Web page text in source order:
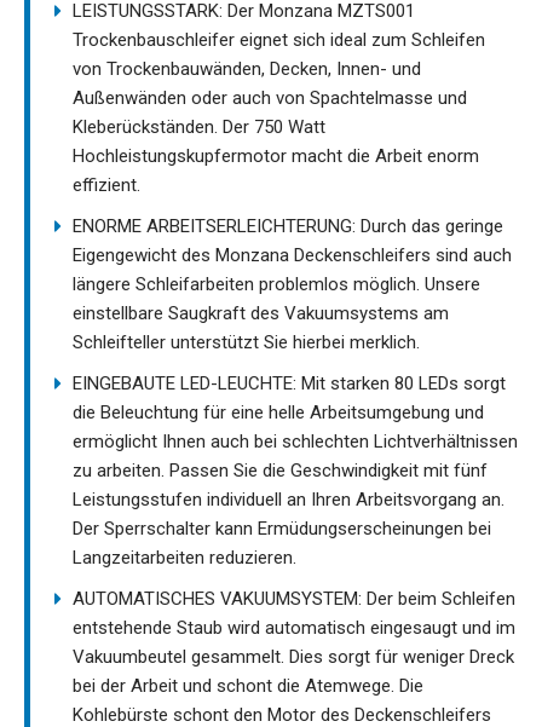
LEISTUNGSSTARK: Der Monzana MZTS001
Trockenbauschleifer eignet sich ideal zum Schleifen
von Trockenbauwänden, Decken, Innen- und
Außenwänden oder auch von Spachtelmasse und
Kleberückständen. Der 750 Watt
Hochleistungskupfermotor macht die Arbeit enorm
effizient.
ENORME ARBEITSERLEICHTERUNG: Durch das geringe
Eigengewicht des Monzana Deckenschleifers sind auch
längere Schleifarbeiten problemlos möglich. Unsere
einstellbare Saugkraft des Vakuumsystems am
Schleifteller unterstützt Sie hierbei merklich.
EINGEBAUTE LED-LEUCHTE: Mit starken 80 LEDs sorgt
die Beleuchtung für eine helle Arbeitsumgebung und
ermöglicht Ihnen auch bei schlechten Lichtverhältnissen
zu arbeiten. Passen Sie die Geschwindigkeit mit fünf
Leistungsstufen individuell an Ihren Arbeitsvorgang an.
Der Sperrschalter kann Ermüdungserscheinungen bei
Langzeitarbeiten reduzieren.
AUTOMATISCHES VAKUUMSYSTEM: Der beim Schleifen
entstehende Staub wird automatisch eingesaugt und im
Vakuumbeutel gesammelt. Dies sorgt für weniger Dreck
bei der Arbeit und schont die Atemwege. Die
Kohlebürste schont den Motor des Deckenschleifers